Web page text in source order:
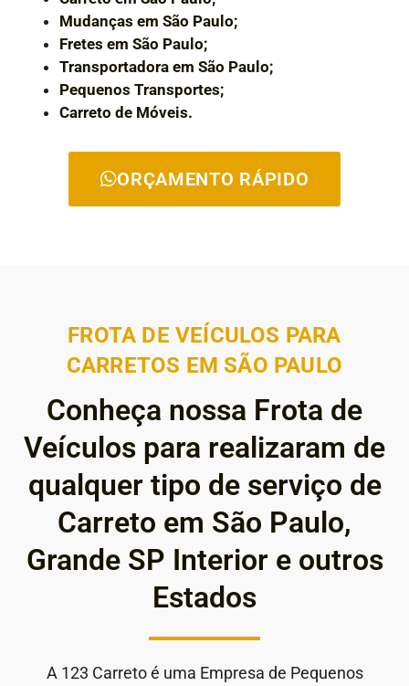
Mudanças em São Paulo;
Fretes em São Paulo;
Transportadora em São Paulo;
Pequenos Transportes;
Carreto de Móveis.
ORÇAMENTO RÁPIDO
FROTA DE VEÍCULOS PARA
CARRETOS EM SÃO PAULO
Conheça nossa Frota de
Veículos para realizaram de
qualquer tipo de serviço de
Carreto em São Paulo,
Grande SP Interior e outros
Estados
A 123 Carreto é uma Empresa de Pequenos